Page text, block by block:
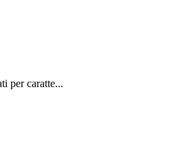
per caratte...